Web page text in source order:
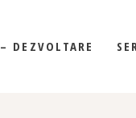
DEZVOLTARE
PROIECTE DE CERCETARE